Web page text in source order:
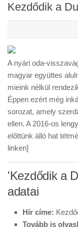
Kazincbarcika
Életmód
Kezdődik a
A nyári oda-
magyar együttes
mieink nélkül
Éppen ezért még
sorozat, amely
ellen. A 2016-os
előttünk álló hat
linken]
'Kezdődik a
adatai
Hír címe:
Tovább is